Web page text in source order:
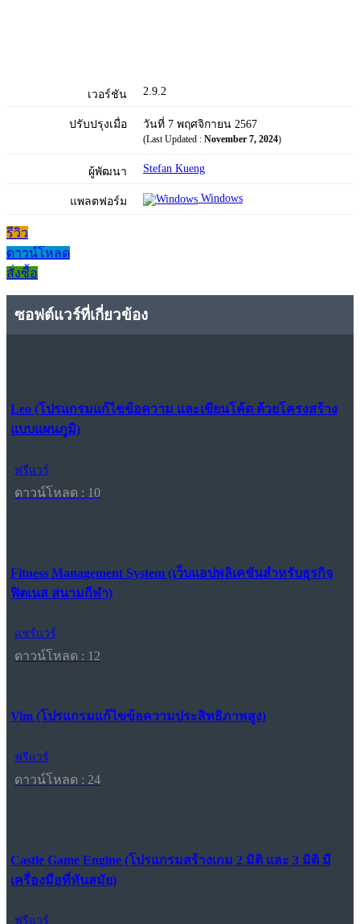
เวอร์ชัน 2.9.2
ปรับปรุงเมื่อ วันที่ 7 พฤศจิกายน 2567
(Last Updated : November 7, 2024)
ผู้พัฒนา Stefan Kueng
แพลตฟอร์ม Windows
รีวิว
ดาวน์โหลด
สั่งซื้อ
ซอฟต์แวร์ที่เกี่ยวข้อง
Leo (โปรแกรมแก้ไขข้อความ และเขียนโค้ด ด้วยโครงสร้าง
แบบแผนภูมิ)
ฟรีแวร์
ดาวน์โหลด : 10
Fitness Management System (เว็บแอปพลิเคชันสำหรับธุรกิจ
ฟิตเนส สนามกีฬา)
แชร์แวร์
ดาวน์โหลด : 12
Vim (โปรแกรมแก้ไขข้อความประสิทธิภาพสูง)
ฟรีแวร์
ดาวน์โหลด : 24
Castle Game Engine (โปรแกรมสร้างเกม 2 มิติ และ 3 มิติ มี
เครื่องมือที่ทันสมัย)
ฟรีแวร์